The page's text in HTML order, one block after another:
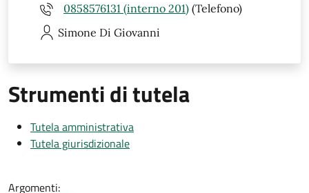
0858576131 (interno 201) (Telefono)
Simone Di Giovanni
Strumenti di tutela
Tutela amministrativa
Tutela giurisdizionale
Argomenti: